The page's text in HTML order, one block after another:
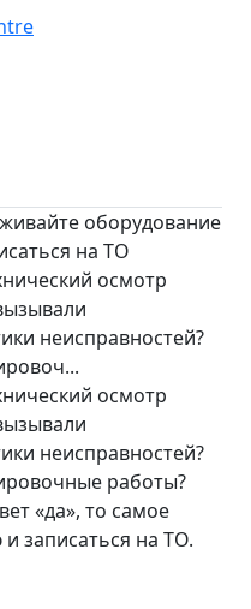
оборудование
на ТО
осмотр
неисправностей?
осмотр
неисправностей?
работы?
«да», то самое
записаться на ТО.